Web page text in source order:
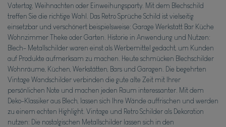
Vatertag, Weihnachten oder Einweihungsparty. Mit dem Blechschild
treffen Sie die richtige Wahl. Das Retro Sprüche Schild ist vielseitig
einsetzbar und verschönert beispielsweise: Garage Werkstatt Bar Küche
Wohnzimmer Theke oder Garten. Historie in Anwendung und Nutzen:
Blech- Metallschilder waren einst als Werbemittel gedacht, um Kunden
auf Produkte aufmerksam zu machen. Heute schmücken Blechschilder
Wohnräume, Küchen, Werkstätten, Bars und Garagen. Die begehrten
Vintage Wandschilder verbinden die gute alte Zeit mit Ihrer
persönlichen Note und machen jeden Raum interessanter. Mit dem
Deko-Klassiker aus Blech, lassen sich Ihre Wände auffrischen und werden
zu einem echten Highlight. Vintage und Retro Schilder als Dekoration
nutzen: Die nostalgischen Metallschilder lassen sich in den